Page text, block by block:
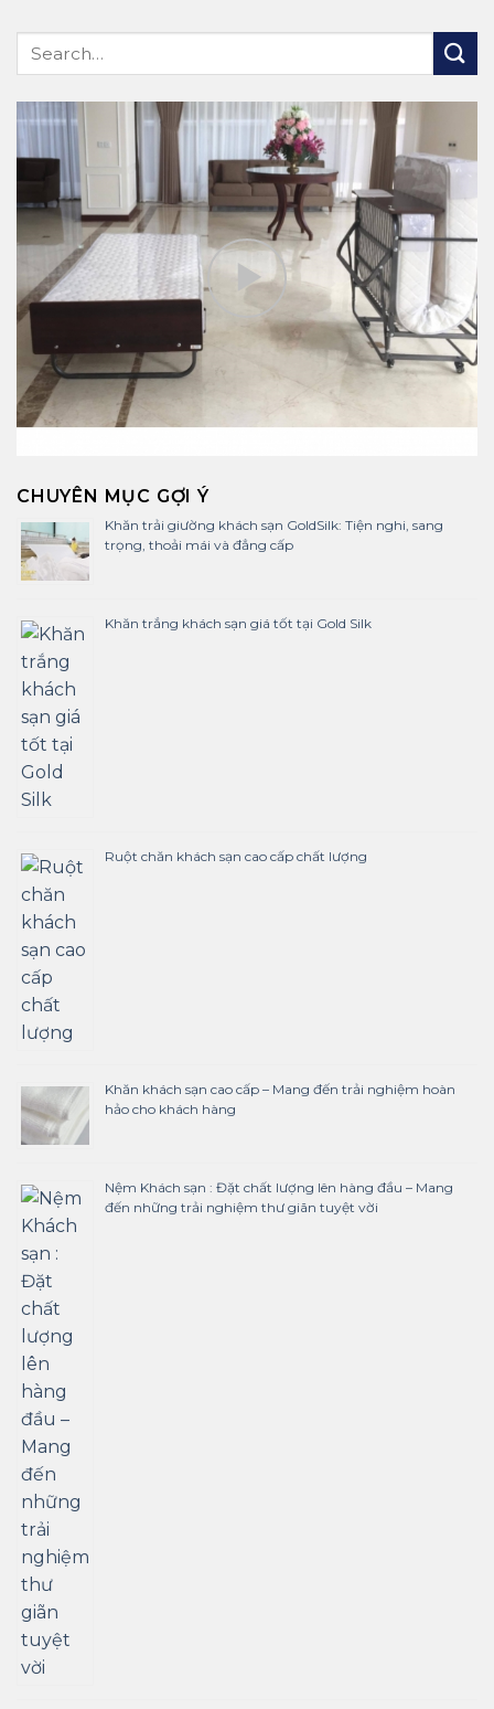
CHUYÊN MỤC GỢI Ý
Khăn trải giường khách sạn GoldSilk: Tiện nghi, sang
trọng, thoải mái và đẳng cấp
Khăn trắng khách sạn giá tốt tại Gold Silk
Ruột chăn khách sạn cao cấp chất lượng
Khăn khách sạn cao cấp – Mang đến trải nghiệm hoàn
hảo cho khách hàng
Nệm Khách sạn : Đặt chất lượng lên hàng đầu – Mang
đến những trải nghiệm thư giãn tuyệt vời